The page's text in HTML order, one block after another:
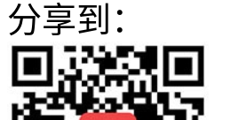
分享到：